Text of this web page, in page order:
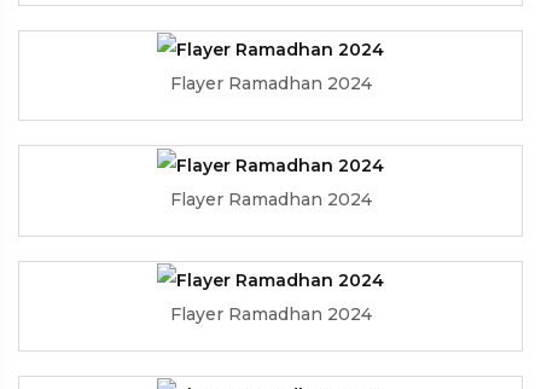
Flayer Ramadhan 2024
Flayer Ramadhan 2024
Flayer Ramadhan 2024